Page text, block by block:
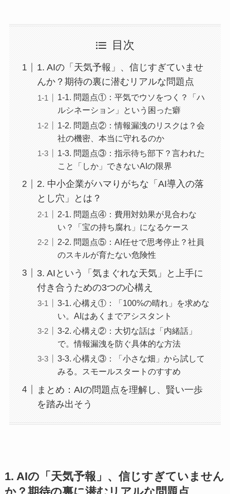
目次
1. AIの「天気予報」、信じすぎていませ
んか？期待の裏に潜むリアルな問題点
1-1. 問題点①：平気でウソをつく？「ハ
ルシネーション」という困った癖
1-2. 問題点②：情報漏洩のリスクは？会
社の機密、本当に守れるのか
1-3. 問題点③：指示待ち部下？言われた
こと「しか」できないAIの限界
2. 中小企業がハマりがちな「AI導入の落
とし穴」とは？
2-1. 問題点④：費用対効果が見合わな
い？「宝の持ち腐れ」になるケース
2-2. 問題点⑤：AI任せで思考停止？社員
のスキルが育たない危険性
3. AIという「気まぐれな天気」と上手に
付き合うための3つの心構え
3-1. 心構え①：「100%の晴れ」を求めな
い。AIはあくまでアシスタント
3-2. 心構え②：大切な話は「内緒話」
で。情報漏洩を防ぐ具体的な方法
3-3. 心構え③：「小さな畑」から試して
みる。スモールスタートのすすめ
まとめ：AIの問題点を理解し、賢い一歩
を踏み出そう
1. AIの「天気予報」、信じすぎていません